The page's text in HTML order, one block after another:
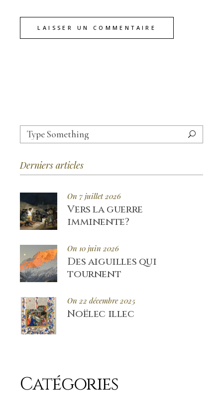
LAISSER UN COMMENTAIRE
Search
for:
Derniers articles
On 7 juillet 2026
Vers la guerre
imminente?
On 10 juin 2026
Des aiguilles qui
tournent
On 22 décembre 2025
Noëlec illec
Catégories